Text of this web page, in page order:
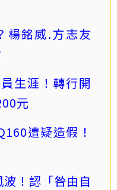
楊銘威.方志友
生涯！轉行開
元
遭疑造假！
！認「咎由自